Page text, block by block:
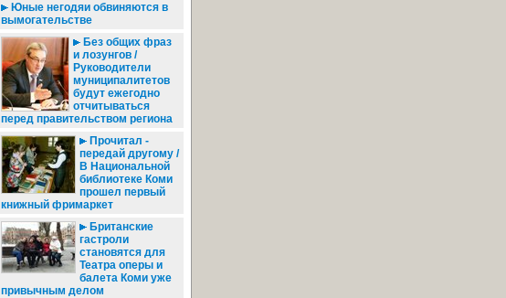
Юные негодяи обвиняются в
вымогательстве
Без общих фраз
и лозунгов /
Руководители
муниципалитетов
будут ежегодно
отчитываться
перед правительством региона
Прочитал -
передай другому /
В Национальной
библиотеке Коми
прошел первый
книжный фримаркет
Британские
гастроли
становятся для
Театра оперы и
балета Коми уже
привычным делом